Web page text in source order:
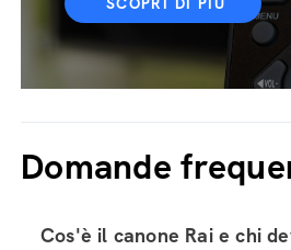
Domande
Cos'è il canone Rai e chi